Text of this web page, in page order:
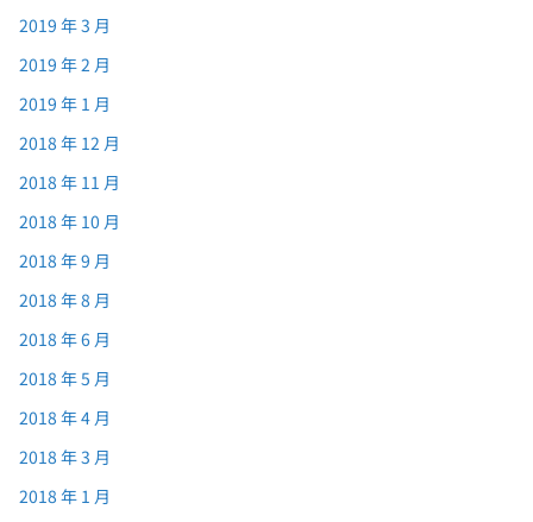
2019 年 3 月
2019 年 2 月
2019 年 1 月
2018 年 12 月
2018 年 11 月
2018 年 10 月
2018 年 9 月
2018 年 8 月
2018 年 6 月
2018 年 5 月
2018 年 4 月
2018 年 3 月
2018 年 1 月